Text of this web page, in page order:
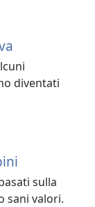
diventati
sulla
sani valori.